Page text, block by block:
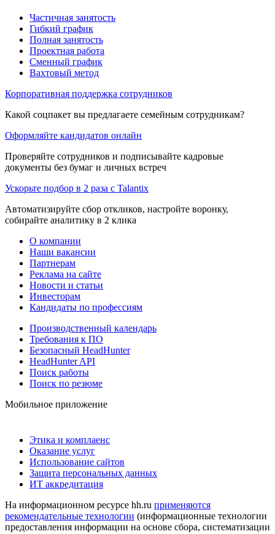
Частичная занятость
Гибкий график
Полная занятость
Проектная работа
Сменный график
Вахтовый метод
Корпоративная поддержка сотрудников
Какой соцпакет вы предлагаете семейным сотрудникам?
Оформляйте кандидатов онлайн
Проверяйте сотрудников и подписывайте кадровые
документы без бумаг и личных встреч
Ускорьте подбор в 2 раза с Talantix
Автоматизируйте сбор откликов, настройте воронку,
собирайте аналитику в 2 клика
О компании
Наши вакансии
Партнерам
Реклама на сайте
Новости и статьи
Инвесторам
Кандидаты по профессиям
Производственный календарь
Требования к ПО
Безопасный HeadHunter
HeadHunter API
Поиск работы
Поиск по резюме
Мобильное приложение
Этика и комплаенс
Оказание услуг
Использование сайтов
Защита персональных данных
ИТ аккредитация
На информационном ресурсе hh.ru применяются
рекомендательные технологии (информационные технологии
предоставления информации на основе сбора, систематизации